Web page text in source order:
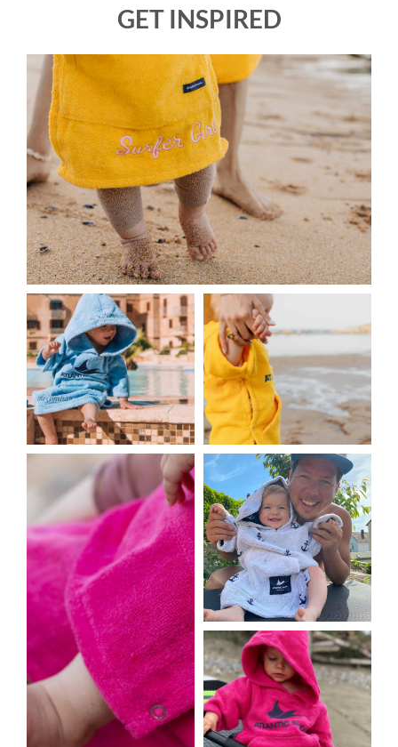
GET INSPIRED